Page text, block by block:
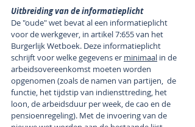
Uitbreiding van de informatieplicht
De "oude" wet bevat al een informatieplicht
voor de werkgever, in artikel 7:655 van het
Burgerlijk Wetboek. Deze informatieplicht
schrijft voor welke gegevens er minimaal in de
arbeidsovereenkomst moeten worden
opgenomen (zoals de namen van partijen,  de
functie, het tijdstip van indiensttreding, het
loon, de arbeidsduur per week, de cao en de
pensioenregeling). Met de invoering van de